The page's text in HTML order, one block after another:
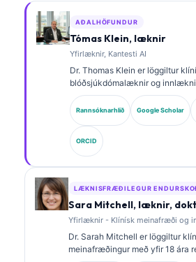
AÐALHÖFUNDUR
Tómas Klein, læknir
Yfirlæknir, Kantesti AI
Dr. Thomas Klein er löggiltur
blóðsjúkdómalæknir og
reynslu í
með aðstoð gervigreindar. Sem
Kantesti AI veitir hann klínískt
læknisfræðilegum nákvæmni
taugakerfis. Dr. Klein hefur birt
lífmerkja og
rannsóknarstofulækninga.
Rannsóknarhlið Google Scholar
ORCID
LÆKNISFRÆÐILEGUR
Sara Mitchell, læknir,
Yfirlæknir - Klínísk meinafræði og
Dr. Sarah Mitchell er löggiltur
meinafræðingur með yfir 18 ára